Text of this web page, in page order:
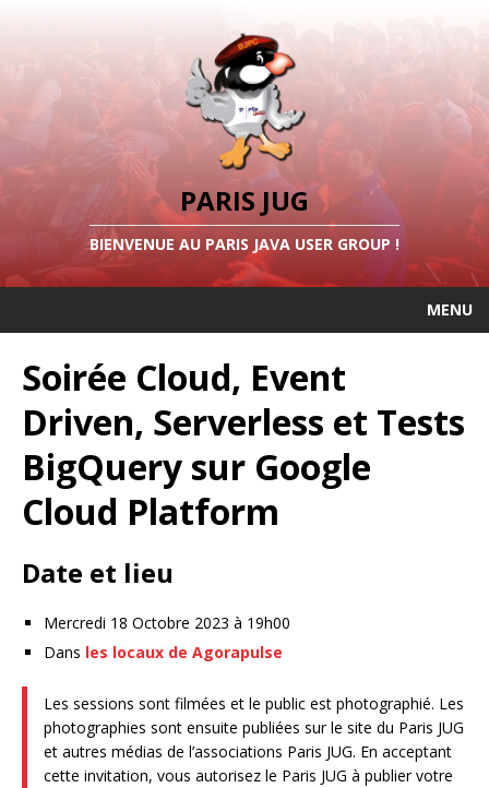
PARIS JUG
BIENVENUE AU PARIS JAVA USER GROUP !
MENU
Soirée Cloud, Event
Driven, Serverless et Tests
BigQuery sur Google
Cloud Platform
Date et lieu
Mercredi 18 Octobre 2023 à 19h00
Dans les locaux de Agorapulse
Les sessions sont filmées et le public est photographié. Les
photographies sont ensuite publiées sur le site du Paris JUG
et autres médias de l’associations Paris JUG. En acceptant
cette invitation, vous autorisez le Paris JUG à publier votre